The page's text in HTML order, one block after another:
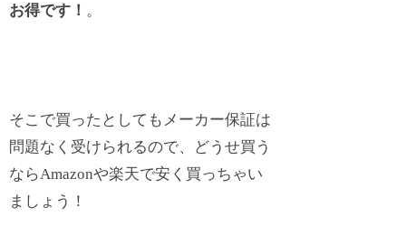
お得です ！ 。
そこで買ったとしてもメーカー保証は
問題なく受けられるので、どうせ買う
ならAmazonや楽天で安く買っちゃい
ましょう！